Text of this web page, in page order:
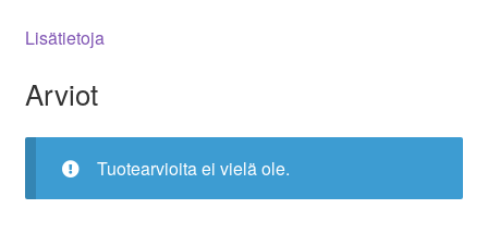
Lisätietoja
Arviot
Tuotearvioita ei vielä ole.